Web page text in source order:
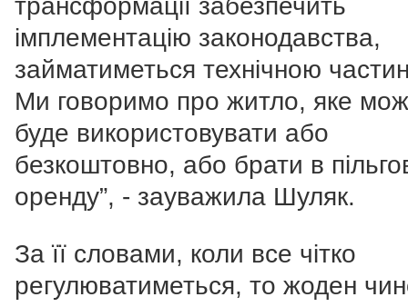
трансформації забезпечить
імплементацію законодавства,
займатиметься технічною
Ми говоримо про житло, яке
буде використовувати або
безкоштовно, або брати в
оренду”, - зауважила Шуляк.
За її словами, коли все чітко
регулюватиметься, то жоден